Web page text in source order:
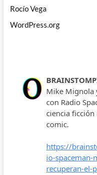
Rocío Vega
WordPress.org